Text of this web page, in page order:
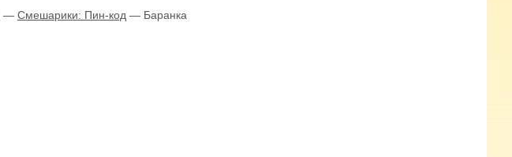
— Смешарики: Пин-код — Баранка